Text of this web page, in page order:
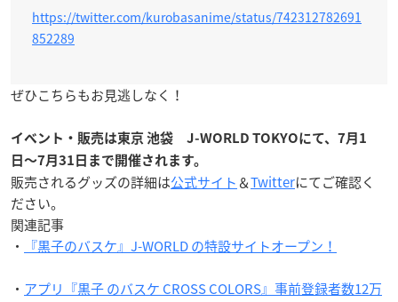
https://twitter.com/kurobasanime/status/742312782691
852289
ぜひこちらもお見逃しなく！
イベント・販売は東京 池袋 J-WORLD TOKYOにて、7月1
日〜7月31日まで開催されます。
販売されるグッズの詳細は公式サイト ＆Twitterにてご確認く
ださい。
関連記事
・
『黒子のバスケ』J-WORLD の特設サイトオープン！
・ アプリ『黒子 のバスケ CROSS COLORS』事前登録者数12万